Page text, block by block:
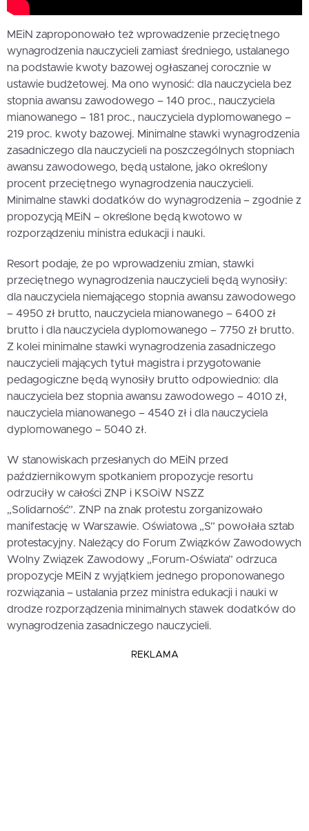
MEiN zaproponowało też wprowadzenie przeciętnego
wynagrodzenia nauczycieli zamiast średniego, ustalanego
na podstawie kwoty bazowej ogłaszanej corocznie w
ustawie budżetowej. Ma ono wynosić: dla nauczyciela bez
stopnia awansu zawodowego – 140 proc., nauczyciela
mianowanego – 181 proc., nauczyciela dyplomowanego –
219 proc. kwoty bazowej. Minimalne stawki wynagrodzenia
zasadniczego dla nauczycieli na poszczególnych stopniach
awansu zawodowego, będą ustalone, jako określony
procent przeciętnego wynagrodzenia nauczycieli.
Minimalne stawki dodatków do wynagrodzenia – zgodnie z
propozycją MEiN – określone będą kwotowo w
rozporządzeniu ministra edukacji i nauki.
Resort podaje, że po wprowadzeniu zmian, stawki
przeciętnego wynagrodzenia nauczycieli będą wynosiły:
dla nauczyciela niemającego stopnia awansu zawodowego
– 4950 zł brutto, nauczyciela mianowanego – 6400 zł
brutto i dla nauczyciela dyplomowanego – 7750 zł brutto.
Z kolei minimalne stawki wynagrodzenia zasadniczego
nauczycieli mających tytuł magistra i przygotowanie
pedagogiczne będą wynosiły brutto odpowiednio: dla
nauczyciela bez stopnia awansu zawodowego – 4010 zł,
nauczyciela mianowanego – 4540 zł i dla nauczyciela
dyplomowanego – 5040 zł.
W stanowiskach przesłanych do MEiN przed
październikowym spotkaniem propozycje resortu
odrzuciły w całości ZNP i KSOiW NSZZ
„Solidarność”. ZNP na znak protestu zorganizowało
manifestację w Warszawie. Oświatowa „S” powołała sztab
protestacyjny. Należący do Forum Związków Zawodowych
Wolny Związek Zawodowy „Forum-Oświata” odrzuca
propozycje MEiN z wyjątkiem jednego proponowanego
rozwiązania – ustalania przez ministra edukacji i nauki w
drodze rozporządzenia minimalnych stawek dodatków do
wynagrodzenia zasadniczego nauczycieli.
REKLAMA